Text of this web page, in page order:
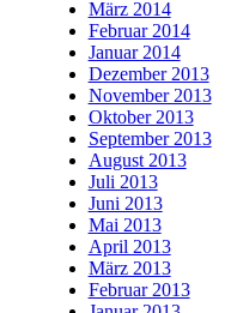
März 2014
Februar 2014
Januar 2014
Dezember 2013
November 2013
Oktober 2013
September 2013
August 2013
Juli 2013
Juni 2013
Mai 2013
April 2013
März 2013
Februar 2013